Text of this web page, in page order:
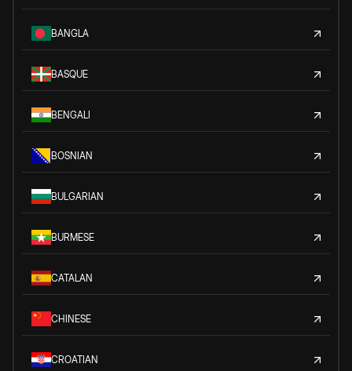
BANGLA
BASQUE
BENGALI
BOSNIAN
BULGARIAN
BURMESE
CATALAN
CHINESE
CROATIAN